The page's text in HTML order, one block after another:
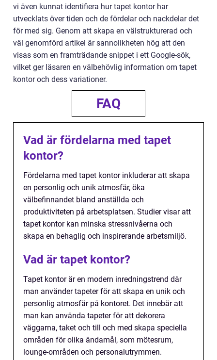
vi även kunnat identifiera hur tapet kontor har
utvecklats över tiden och de fördelar och nackdelar det
för med sig. Genom att skapa en välstrukturerad och
väl genomförd artikel är sannolikheten hög att den
visas som en framträdande snippet i ett Google-sök,
vilket ger läsaren en välbehövlig information om tapet
kontor och dess variationer.
FAQ
Vad är fördelarna med tapet
kontor?
Fördelarna med tapet kontor inkluderar att skapa
en personlig och unik atmosfär, öka
välbefinnandet bland anställda och
produktiviteten på arbetsplatsen. Studier visar att
tapet kontor kan minska stressnivåerna och
skapa en behaglig och inspirerande arbetsmiljö.
Vad är tapet kontor?
Tapet kontor är en modern inredningstrend där
man använder tapeter för att skapa en unik och
personlig atmosfär på kontoret. Det innebär att
man kan använda tapeter för att dekorera
väggarna, taket och till och med skapa speciella
områden för olika ändamål, som mötesrum,
lounge-områden och personalutrymmen.